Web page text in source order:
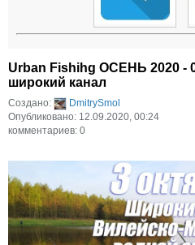
Urban Fishihg ОСЕНЬ 2020 -
широкий канал
Создано:
DmitrySmol
Опубликовано: 12.09.2020, 00:24
комментариев: 0